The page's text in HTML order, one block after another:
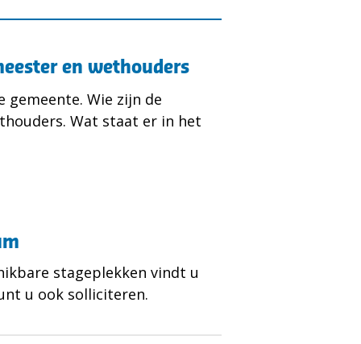
en wethouders
gemeente. Wie zijn de
Wat staat er in het
stageplekken vindt u
u ook solliciteren.